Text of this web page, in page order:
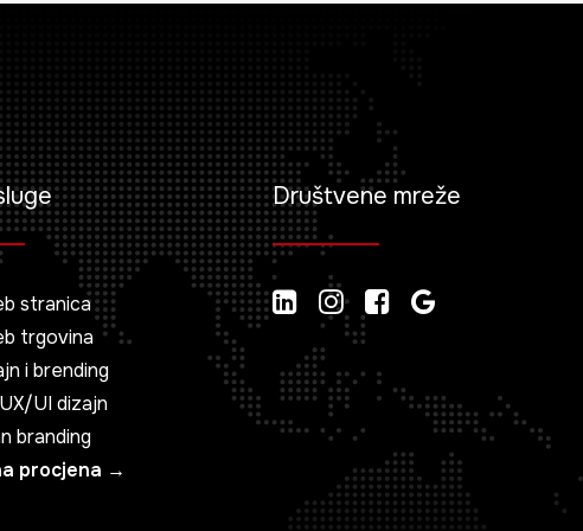
stranica
trgovina
i brending
UI dizajn
branding
procjena →
Društvene mreže